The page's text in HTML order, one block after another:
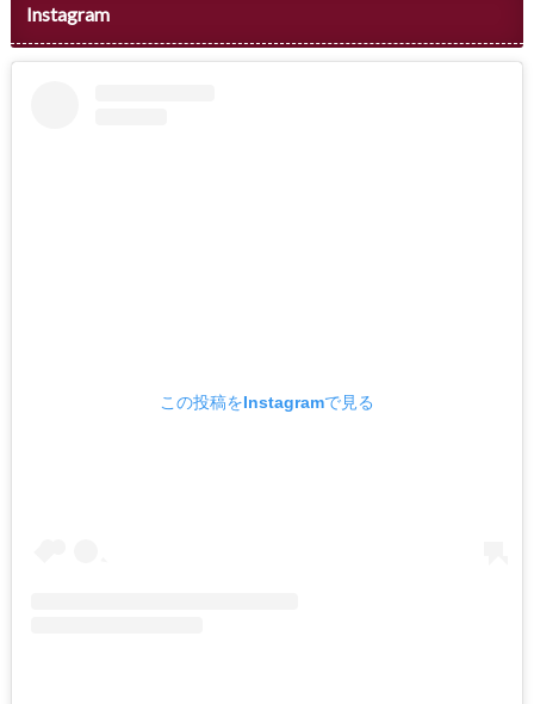
Instagram
この投稿をInstagramで見る